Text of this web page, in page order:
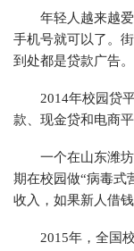
年轻人越来越
手机号就可以了。
到处都是贷款广告。
2014年校园贷
款、现金贷和电商
一个在山东潍
期在校园做“病毒式
收入，如果新人借
2015年，全国